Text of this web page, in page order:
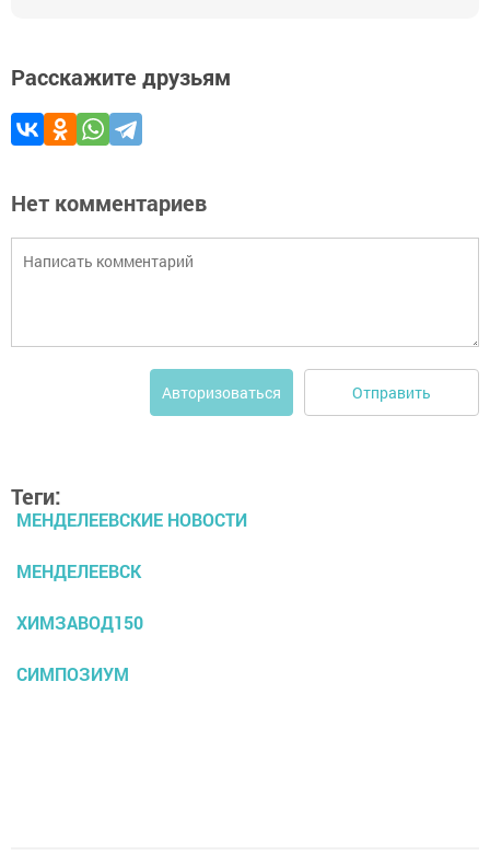
Расскажите друзьям
Нет комментариев
Авторизоваться Отправить
Теги:
МЕНДЕЛЕЕВСКИЕ НОВОСТИ
МЕНДЕЛЕЕВСК
ХИМЗАВОД150
СИМПОЗИУМ